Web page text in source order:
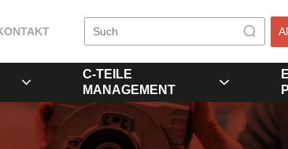
C-TEILE
MANAGEMENT